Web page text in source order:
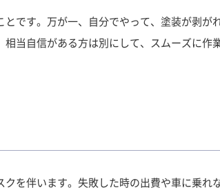
です。万が一、自分でやって、塗装が剥が
当自信がある方は別にして、スムーズに作
を伴います。失敗した時の出費や車に乗れ